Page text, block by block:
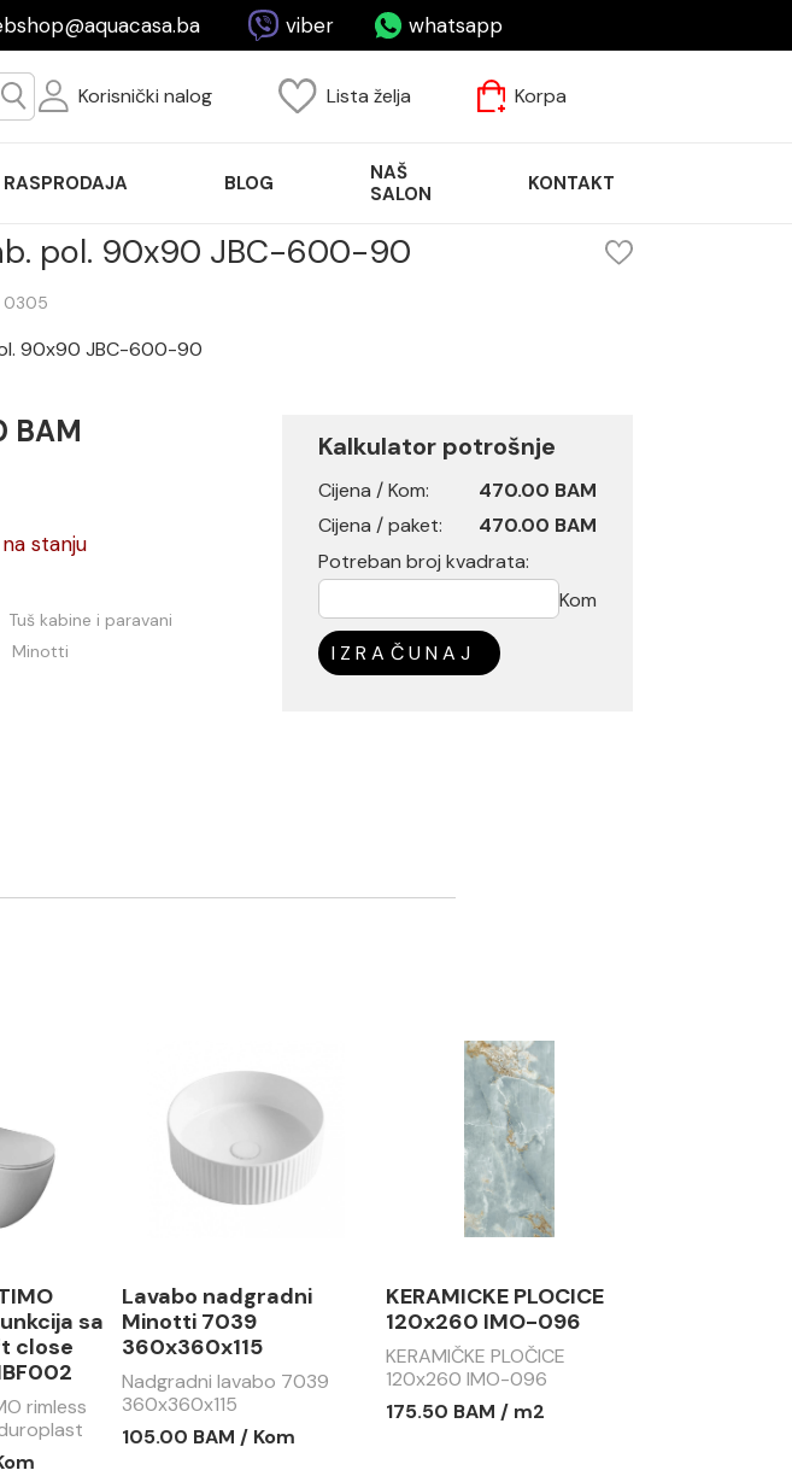
viber whatsapp
Korisnički nalog Lista želja Korpa
RASPRODAJA BLOG
NAŠ
SALON
KONTAKT
pol. 90x90 JBC-600-90
0305
90x90 JBC-600-90
BAM
stanju
Tuš kabine i paravani
Minotti
Kalkulator potrošnje
Cijena / Kom:
470.00 BAM
Cijena / paket:
470.00 BAM
Potreban broj kvadrata:
Kom
IZRAČUNAJ
sa
close
rimless
Lavabo nadgradni
Minotti 7039
360x360x115
Nadgradni lavabo 7039
360x360x115
105.00 BAM / Kom
KERAMICKE PLOCICE
120x260 IMO-096
KERAMIČKE PLOČICE
120x260 IMO-096
175.50 BAM / m2